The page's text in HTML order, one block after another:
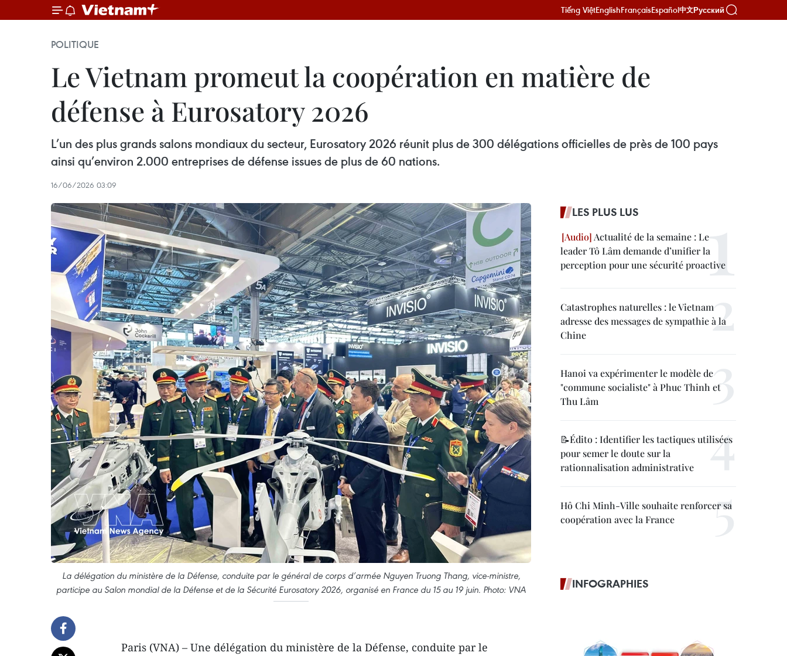
Tiếng ViệtEnglishFrançaisEspañol中文Русский
POLITIQUE
Le Vietnam promeut la coopération en matière de
défense à Eurosatory 2026
L’un des plus grands salons mondiaux du secteur, Eurosatory 2026 réunit plus de 300 délégations officielles de près de 100 pays
ainsi qu’environ 2.000 entreprises de défense issues de plus de 60 nations.
16/06/2026 03:09
La délégation du ministère de la Défense, conduite par le général de corps d’armée Nguyen Truong Thang, vice-ministre,
participe au Salon mondial de la Défense et de la Sécurité Eurosatory 2026, organisé en France du 15 au 19 juin. Photo: VNA
Paris (VNA) – Une délégation du ministère de la Défense, conduite par le
LES PLUS LUS
Actualité de la semaine : Le
leader Tô Lâm demande d’unifier la
perception pour une sécurité proactive
Catastrophes naturelles : le Vietnam
adresse des messages de sympathie à la
Chine
Hanoi va expérimenter le modèle de
"commune socialiste" à Phuc Thinh et
Thu Lâm
📝Édito : Identifier les tactiques utilisées
pour semer le doute sur la
rationnalisation administrative
Hô Chi Minh-Ville souhaite renforcer sa
coopération avec la France
INFOGRAPHIES